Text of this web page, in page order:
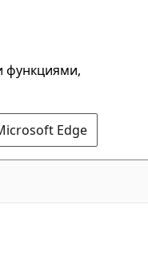
функциями,
Edge